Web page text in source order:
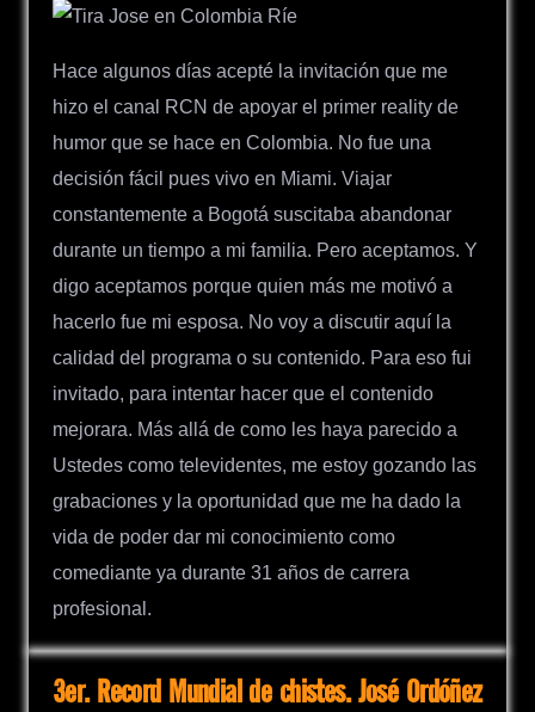
Hace algunos días acepté la invitación que me
hizo el canal RCN de apoyar el primer reality de
humor que se hace en Colombia. No fue una
decisión fácil pues vivo en Miami. Viajar
constantemente a Bogotá suscitaba abandonar
durante un tiempo a mi familia. Pero aceptamos. Y
digo aceptamos porque quien más me motivó a
hacerlo fue mi esposa. No voy a discutir aquí la
calidad del programa o su contenido. Para eso fui
invitado, para intentar hacer que el contenido
mejorara. Más allá de como les haya parecido a
Ustedes como televidentes, me estoy gozando las
grabaciones y la oportunidad que me ha dado la
vida de poder dar mi conocimiento como
comediante ya durante 31 años de carrera
profesional.
3er. Record Mundial de chistes. José Ordóñez